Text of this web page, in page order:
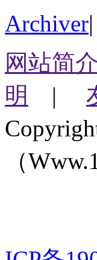
Archiver|
网站简介
明
|
（